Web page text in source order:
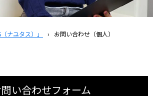
ナユタス）」 › お問い合わせ（個人）
い合わせフォーム